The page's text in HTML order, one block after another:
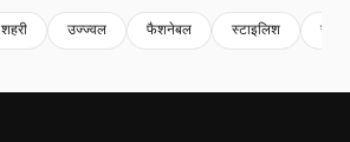
शहरी उज्ज्वल फैशनेबल स्टाइलिश सुंदर